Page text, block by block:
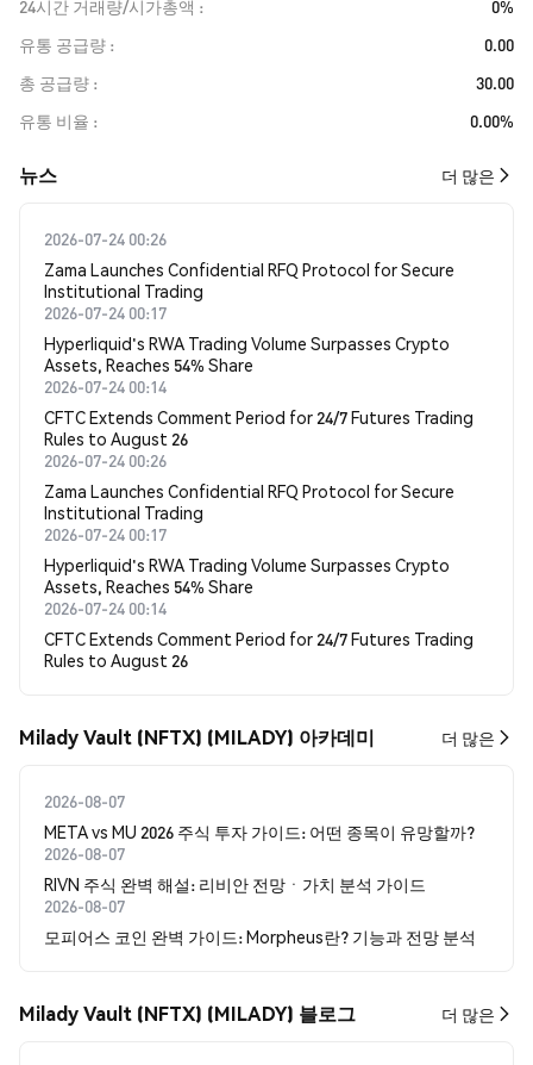
24시간 거래량/시가총액
0%
유통 공급량
0.00
총 공급량
30.00
유통 비율
0.00%
뉴스 더 많은
2026-07-24 00:26
Zama Launches Confidential RFQ Protocol for Secure
Institutional Trading
2026-07-24 00:17
Hyperliquid's RWA Trading Volume Surpasses Crypto
Assets, Reaches 54% Share
2026-07-24 00:14
CFTC Extends Comment Period for 24/7 Futures Trading
Rules to August 26
2026-07-24 00:26
Zama Launches Confidential RFQ Protocol for Secure
Institutional Trading
2026-07-24 00:17
Hyperliquid's RWA Trading Volume Surpasses Crypto
Assets, Reaches 54% Share
2026-07-24 00:14
CFTC Extends Comment Period for 24/7 Futures Trading
Rules to August 26
Milady Vault (NFTX) (MILADY) 아카데미 더 많은
2026-08-07
META vs MU 2026 주식 투자 가이드: 어떤 종목이 유망할까?
2026-08-07
RIVN 주식 완벽 해설: 리비안 전망ㆍ가치 분석 가이드
2026-08-07
모피어스 코인 완벽 가이드: Morpheus란? 기능과 전망 분석
Milady Vault (NFTX) (MILADY) 블로그 더 많은